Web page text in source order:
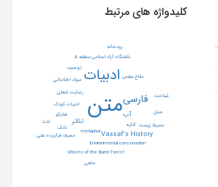
کلیدواژه های مرتبط
متن
ادبیات
فارسی
Vassaf’s History
آب
تئاتر
Environmental conservation
Ghosts of the Burnt Forest
metaphor
ادبیات کودک
دانشگاه آزاد اسلامي منطقه 5
دفاع مقدس
رضایت شغلی
سواد اطلاعاتی
محیط زیست
مصرف فرآورده نفتی
هایکو
کنایه
تانک
توصیف
حمل
رودخانه
شناخت
لذت
ماهی